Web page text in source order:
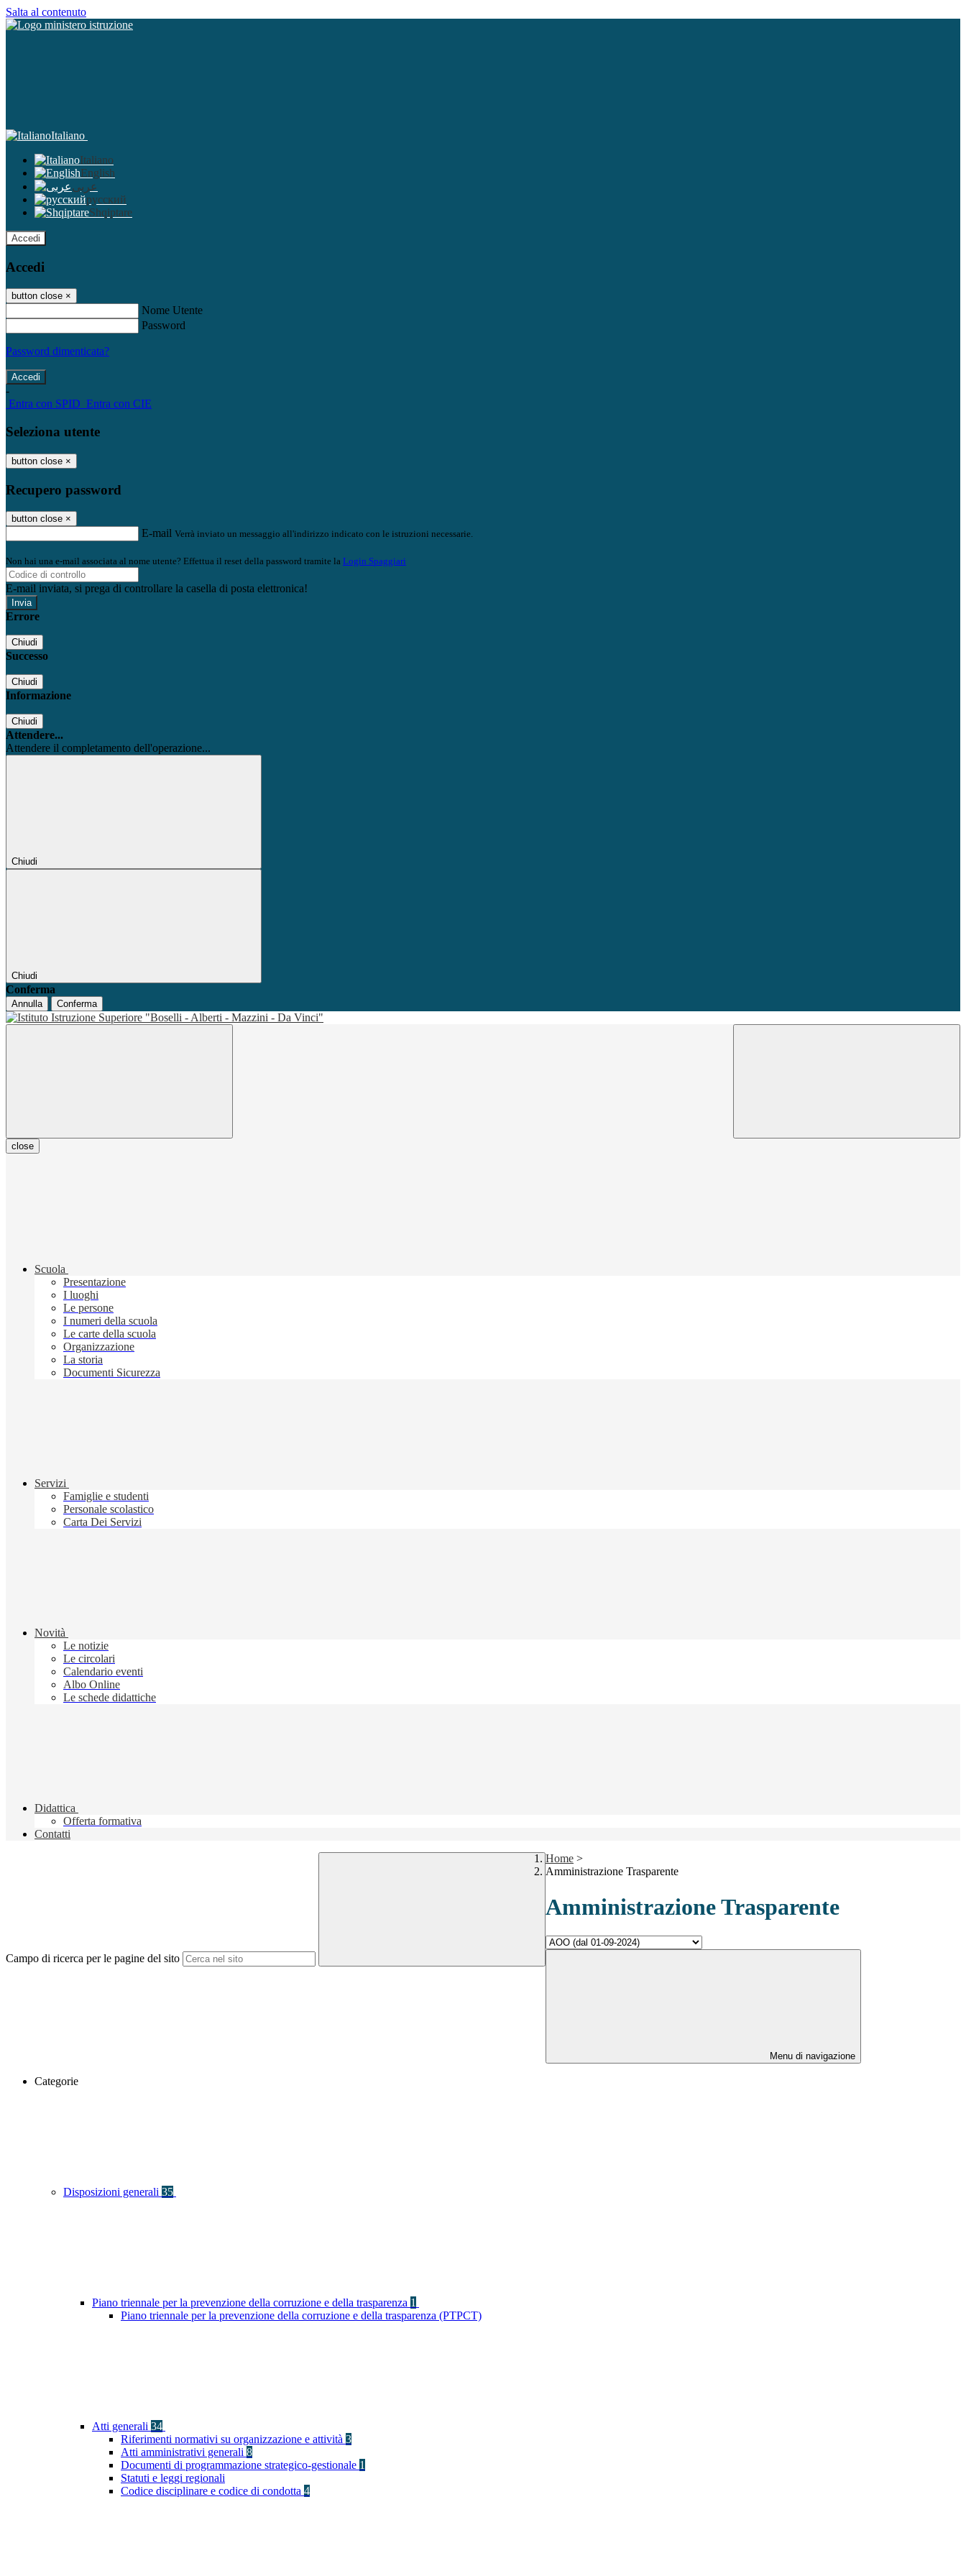
Salta al contenuto
Italiano
Italiano
English
عربى
русский
Shqiptare
Accedi
Accedi
button close ×
Nome Utente
Password
Password dimenticata?
-
Entra con SPID Entra con CIE
Seleziona utente
button close ×
Recupero password
button close ×
E-mail Verrà inviato un messaggio all'indirizzo indicato con le istruzioni necessarie.
Non hai una e-mail associata al nome utente? Effettua il reset della password tramite la Login Spaggiari
E-mail inviata, si prega di controllare la casella di posta elettronica!
Errore
Chiudi
Successo
Chiudi
Informazione
Chiudi
Attendere...
Attendere il completamento dell'operazione...
Chiudi
Chiudi
Conferma
Annulla Conferma
close
Scuola
Presentazione
I luoghi
Le persone
I numeri della scuola
Le carte della scuola
Organizzazione
La storia
Documenti Sicurezza
Servizi
Famiglie e studenti
Personale scolastico
Carta Dei Servizi
Novità
Le notizie
Le circolari
Calendario eventi
Albo Online
Le schede didattiche
Didattica
Offerta formativa
Contatti
Campo di ricerca per le pagine del sito
Home >
Amministrazione Trasparente
Amministrazione Trasparente
Menu di navigazione
Categorie
Disposizioni generali 35
Piano triennale per la prevenzione della corruzione e della trasparenza 1
Piano triennale per la prevenzione della corruzione e della trasparenza (PTPCT)
Atti generali 34
Riferimenti normativi su organizzazione e attività 3
Atti amministrativi generali 8
Documenti di programmazione strategico-gestionale 1
Statuti e leggi regionali
Codice disciplinare e codice di condotta 4